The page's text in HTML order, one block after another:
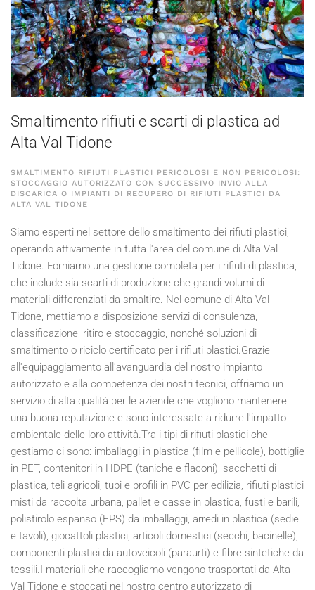
Smaltimento rifiuti e scarti di plastica ad
Alta Val Tidone
SMALTIMENTO RIFIUTI PLASTICI PERICOLOSI E NON PERICOLOSI:
STOCCAGGIO AUTORIZZATO CON SUCCESSIVO INVIO ALLA
DISCARICA O IMPIANTI DI RECUPERO DI RIFIUTI PLASTICI DA
ALTA VAL TIDONE
Siamo esperti nel settore dello smaltimento dei rifiuti plastici,
operando attivamente in tutta l'area del comune di Alta Val
Tidone. Forniamo una gestione completa per i rifiuti di plastica,
che include sia scarti di produzione che grandi volumi di
materiali differenziati da smaltire. Nel comune di Alta Val
Tidone, mettiamo a disposizione servizi di consulenza,
classificazione, ritiro e stoccaggio, nonché soluzioni di
smaltimento o riciclo certificato per i rifiuti plastici.Grazie
all'equipaggiamento all'avanguardia del nostro impianto
autorizzato e alla competenza dei nostri tecnici, offriamo un
servizio di alta qualità per le aziende che vogliono mantenere
una buona reputazione e sono interessate a ridurre l'impatto
ambientale delle loro attività.Tra i tipi di rifiuti plastici che
gestiamo ci sono: imballaggi in plastica (film e pellicole), bottiglie
in PET, contenitori in HDPE (taniche e flaconi), sacchetti di
plastica, teli agricoli, tubi e profili in PVC per edilizia, rifiuti plastici
misti da raccolta urbana, pallet e casse in plastica, fusti e barili,
polistirolo espanso (EPS) da imballaggi, arredi in plastica (sedie
e tavoli), giocattoli plastici, articoli domestici (secchi, bacinelle),
componenti plastici da autoveicoli (paraurti) e fibre sintetiche da
tessili.I materiali che raccogliamo vengono trasportati da Alta
Val Tidone e stoccati nel nostro centro autorizzato di